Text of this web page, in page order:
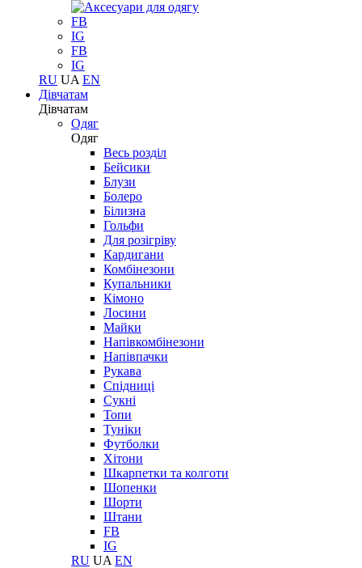
FB
IG
FB
IG
RU UA EN
Дівчатам
Дівчатам
Одяг
Одяг
Весь розділ
Бейсики
Блузи
Болеро
Білизна
Гольфи
Для розігріву
Кардигани
Комбінезони
Купальники
Кімоно
Лосини
Майки
Напівкомбінезони
Напівпачки
Рукава
Спідниці
Сукні
Топи
Туніки
Футболки
Хітони
Шкарпетки та колготи
Шопенки
Шорти
Штани
FB
IG
RU UA EN